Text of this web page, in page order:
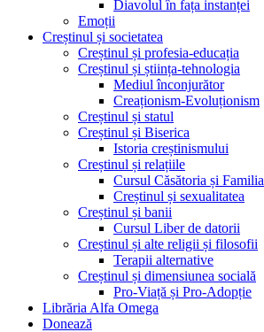
Diavolul în fața instanței
Emoții
Creștinul și societatea
Creștinul și profesia-educația
Creștinul și știința-tehnologia
Mediul înconjurător
Creaționism-Evoluționism
Creștinul și statul
Creștinul și Biserica
Istoria creștinismului
Creștinul și relațiile
Cursul Căsătoria și Familia
Creștinul și sexualitatea
Creștinul și banii
Cursul Liber de datorii
Creștinul și alte religii și filosofii
Terapii alternative
Creștinul și dimensiunea socială
Pro-Viață și Pro-Adopție
Librăria Alfa Omega
Donează